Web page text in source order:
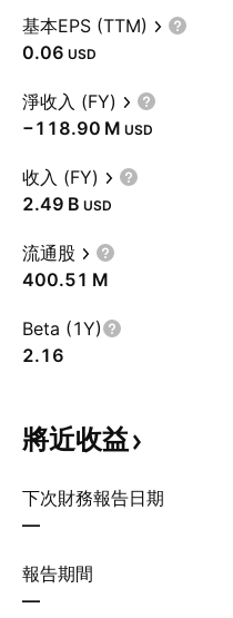
基本EPS (TTM)
0.06 USD
淨收入 (FY)
‪−118.90 M‬ USD
收入 (FY)
‪2.49 B‬ USD
流通股
‪400.51 M‬
Beta (1Y)
2.16
將近收益
下次財務報告日期
—
報告期間
—